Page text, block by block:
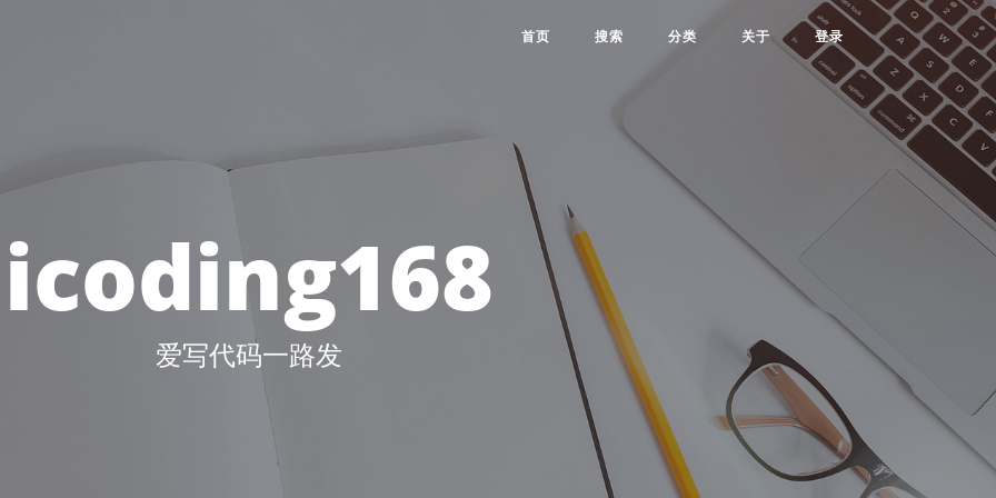
首页 搜索 分类 关于 登录
icoding168
爱写代码一路发